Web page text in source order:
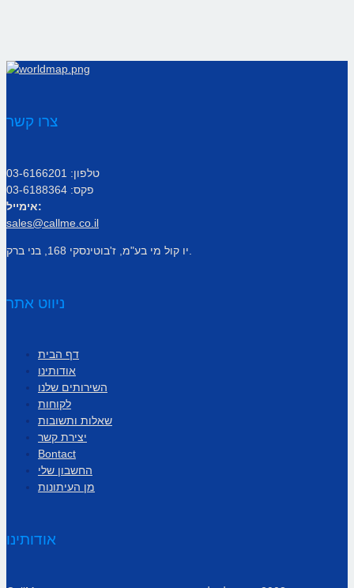
צרו קשר
טלפון: 03-6166201
פקס: 03-6188364
אימייל:
sales@callme.co.il
ניווט אתר
דף הבית
אודותינו
השירותים שלנו
לקוחות
שאלות ותשובות
יצירת קשר
Bontact
החשבון שלי
מן העיתונות
אודותינו